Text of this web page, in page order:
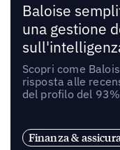
Baloise
una gestione
Scopri come
risposta alle
del profilo del
Finanza &